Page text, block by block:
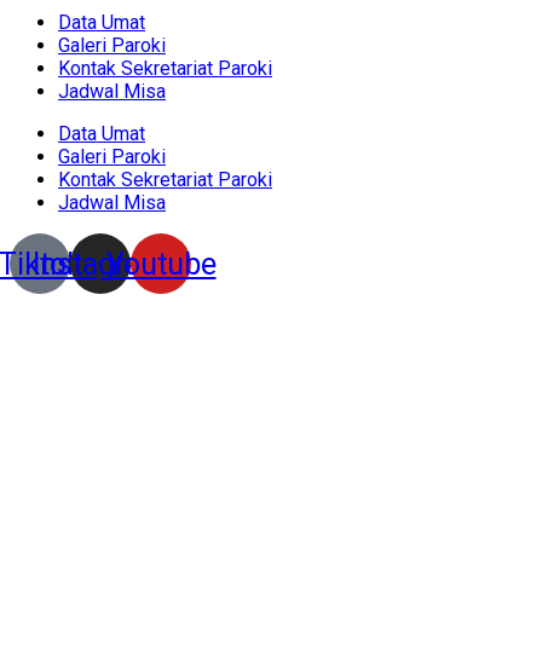
Data Umat
Galeri Paroki
Kontak Sekretariat Paroki
Jadwal Misa
Data Umat
Galeri Paroki
Kontak Sekretariat Paroki
Jadwal Misa
Instagram
Youtube